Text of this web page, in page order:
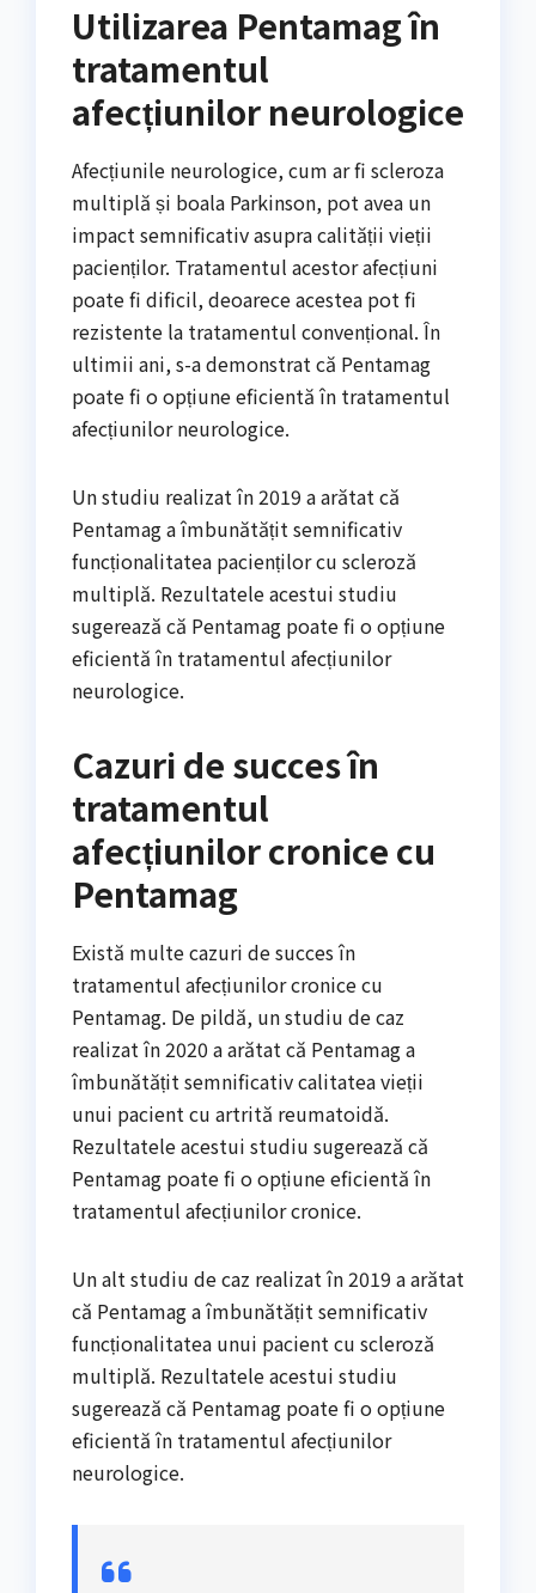
Utilizarea Pentamag în
tratamentul
afecțiunilor neurologice
Afecțiunile neurologice, cum ar fi scleroza
multiplă și boala Parkinson, pot avea un
impact semnificativ asupra calității vieții
pacienților. Tratamentul acestor afecțiuni
poate fi dificil, deoarece acestea pot fi
rezistente la tratamentul convențional. În
ultimii ani, s-a demonstrat că Pentamag
poate fi o opțiune eficientă în tratamentul
afecțiunilor neurologice.
Un studiu realizat în 2019 a arătat că
Pentamag a îmbunătățit semnificativ
funcționalitatea pacienților cu scleroză
multiplă. Rezultatele acestui studiu
sugerează că Pentamag poate fi o opțiune
eficientă în tratamentul afecțiunilor
neurologice.
Cazuri de succes în
tratamentul
afecțiunilor cronice cu
Pentamag
Există multe cazuri de succes în
tratamentul afecțiunilor cronice cu
Pentamag. De pildă, un studiu de caz
realizat în 2020 a arătat că Pentamag a
îmbunătățit semnificativ calitatea vieții
unui pacient cu artrită reumatoidă.
Rezultatele acestui studiu sugerează că
Pentamag poate fi o opțiune eficientă în
tratamentul afecțiunilor cronice.
Un alt studiu de caz realizat în 2019 a arătat
că Pentamag a îmbunătățit semnificativ
funcționalitatea unui pacient cu scleroză
multiplă. Rezultatele acestui studiu
sugerează că Pentamag poate fi o opțiune
eficientă în tratamentul afecțiunilor
neurologice.